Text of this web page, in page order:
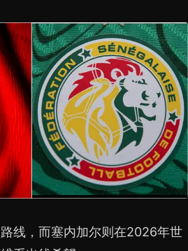
线，而塞内加尔则在2026年世